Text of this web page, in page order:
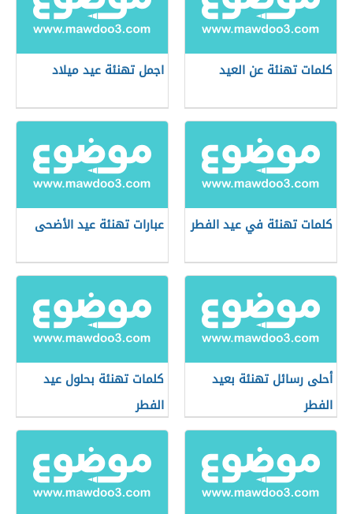
كلمات تهنئة عن العيد اجمل تهنئة عيد ميلاد
كلمات تهنئة في عيد الفطر عبارات تهنئة عيد الأضحى
أحلى رسائل تهنئة بعيد
الفطر
كلمات تهنئة بحلول عيد
الفطر